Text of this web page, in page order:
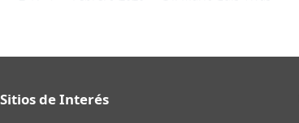
Sitios de Interés